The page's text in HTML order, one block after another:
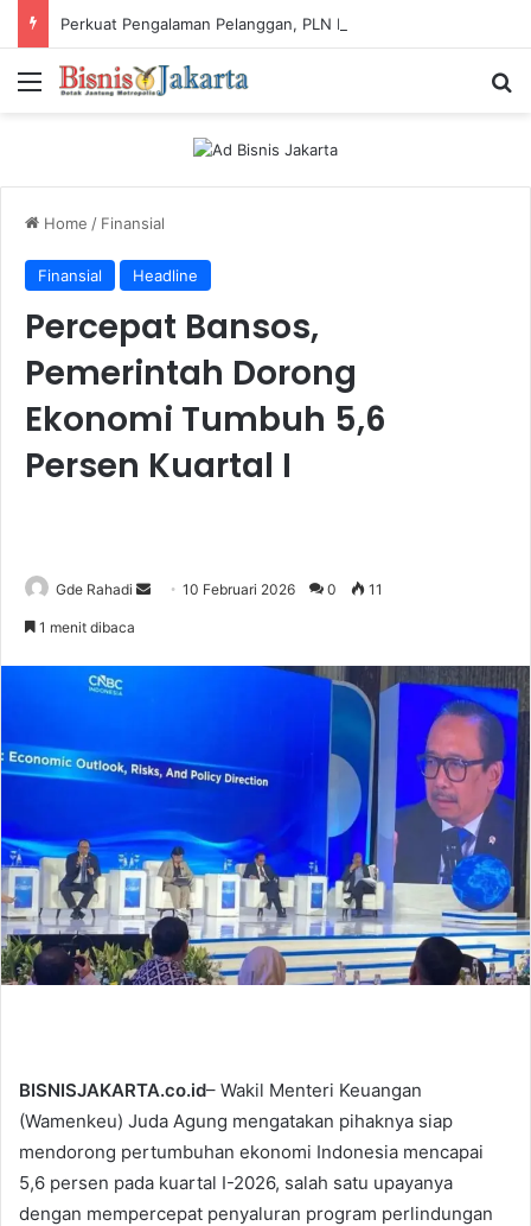
Menu
Home / Finansial
Finansial Headline
Percepat Bansos,
Pemerintah Dorong
Ekonomi Tumbuh 5,6
Persen Kuartal I
Gde Rahadi
e
m
i
10 Februari 2026 0 11
1 menit dibaca
BISNISJAKARTA.co.id– Wakil Menteri Keuangan
(Wamenkeu) Juda Agung mengatakan pihaknya siap
mendorong pertumbuhan ekonomi Indonesia mencapai
5,6 persen pada kuartal I-2026, salah satu upayanya
dengan mempercepat penyaluran program perlindungan